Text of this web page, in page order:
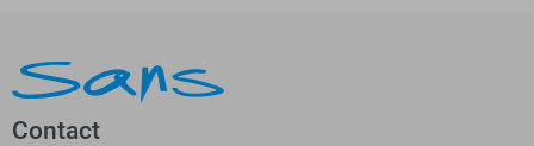
Contact